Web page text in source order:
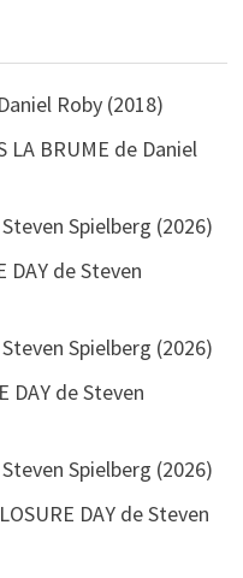
Roby (2018)
LA BRUME de Daniel
Steven Spielberg (2026)
DAY de Steven
Steven Spielberg (2026)
DAY de Steven
Steven Spielberg (2026)
DAY de Steven